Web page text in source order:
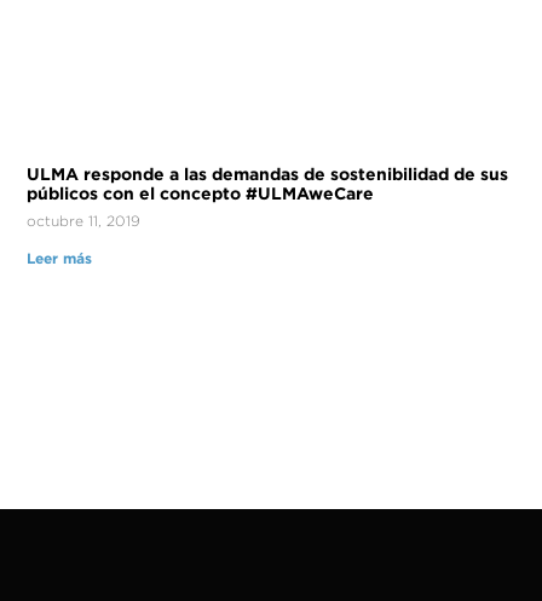
ULMA responde a las demandas de sostenibilidad de sus
públicos con el concepto #ULMAweCare
octubre 11, 2019
Leer más